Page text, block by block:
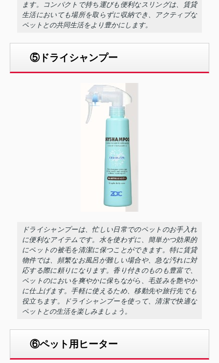
ます。コンパクトで持ち運びも便利なスリングは、賃貸
生活においても場所を取らずに収納でき、アクティブな
ペットとの共同生活をより豊かにします。
⑤ドライシャンプー
ドライシャンプーは、忙しい日常でのペットのお手入れ
に便利なアイテムです。水を使わずに、簡単かつ効果的
にペットの被毛を清潔に保つことができます。特に賃貸
物件では、頻繁なお風呂が難しい場合や、急な汚れに対
応する際に頼りになります。香り付きのものも豊富で、
ペットのにおいを爽やかに保ちながら、毛並みを艶やか
に仕上げます。手軽に使えるため、移動先や旅行先でも
役立ちます。ドライシャンプーを使って、清潔で快適な
ペットとの生活を楽しみましょう。
⑥ペット用ヒーター